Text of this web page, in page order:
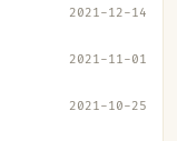
2021-12-14
2021-11-01
2021-10-25